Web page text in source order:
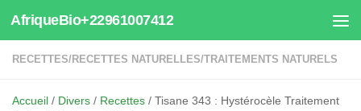
Au dessous du contenu
AfriqueBio+22961007412
RECETTES/ RECETTES NATURELLES/TRAITEMENTS NATURELS
Accueil / Divers / Recettes / Tisane 343 : Hystérocèle Traitement